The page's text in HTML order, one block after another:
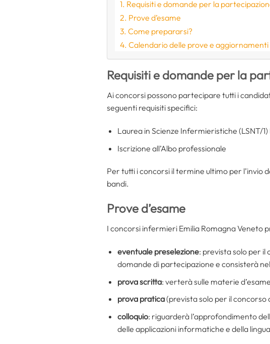
Requisiti e domande per la
Prove d’esame
Come prepararsi?
Calendario delle prove e aggiornamenti
Requisiti e domande per la
Ai concorsi possono partecipare tutti i
seguenti requisiti specifici:
Laurea in Scienze Infermieristiche (LSNT/
Iscrizione all’Albo professionale
Per tutti i concorsi il termine ultimo per l’invio
bandi.
Prove d’esame
I concorsi infermieri Emilia Romagna Veneto
eventuale preselezione: prevista solo per il
domande di partecipazione e consisterà
prova scritta: verterà sulle materie
prova pratica(prevista solo per il concorso
colloquio: riguarderà l’approfondimento
delle applicazioni informatiche e della